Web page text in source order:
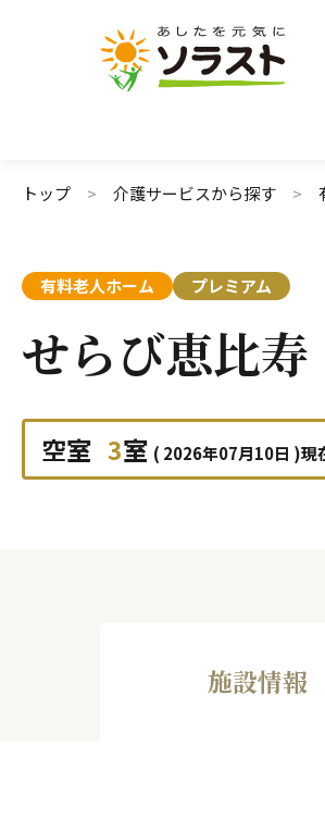
施設で暮らす
介護保険サービスについて
トップ 介護サービスから探す
有料老人ホーム プレミアム
せらび恵比寿
空室 3室 ( 2026年07月10日 )現
施設情報